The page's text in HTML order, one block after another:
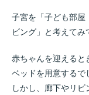
子宮を「子ども部屋
ビング」と考えてみ
赤ちゃんを迎えると
ベッドを用意するで
しかし、廊下やリ